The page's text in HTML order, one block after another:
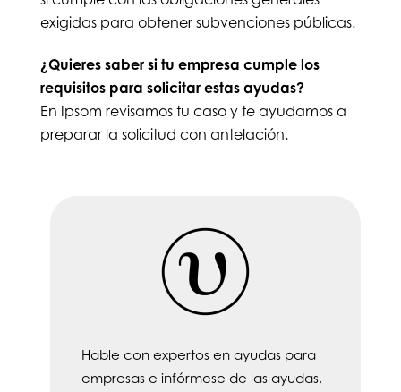
exigidas para obtener subvenciones públicas.
¿Quieres saber si tu empresa cumple los
requisitos para solicitar estas ayudas?
En Ipsom revisamos tu caso y te ayudamos a
preparar la solicitud con antelación.
Hable con expertos en ayudas para
empresas e infórmese de las ayudas,